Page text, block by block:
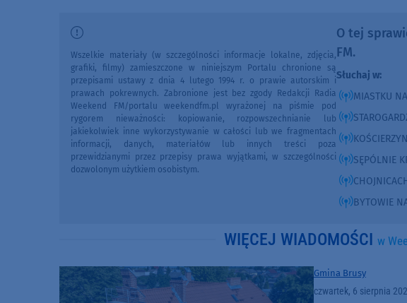
O tej
FM.
Słuchaj w:
MIASTKU NA
SĘPÓLNIE
BYTOWIE
Wszelkie materiały (w szczególności informacje lokalne, zdjęcia,
grafiki, filmy) zamieszczone w niniejszym Portalu chronione są
przepisami ustawy z dnia 4 lutego 1994 r. o prawie autorskim i
prawach pokrewnych. Zabronione jest bez zgody Redakcji Radia
Weekend FM/portalu weekendfm.pl wyrażonej na piśmie pod
rygorem nieważności: kopiowanie, rozpowszechnianie lub
jakiekolwiek inne wykorzystywanie w całości lub we fragmentach
informacji, danych, materiałów lub innych treści poza
przewidzianymi przez przepisy prawa wyjątkami, w szczególności
dozwolonym użytkiem osobistym.
WIĘCEJ WIADOMOŚCI w
Gmina Brusy
czwartek, 6 sierpnia